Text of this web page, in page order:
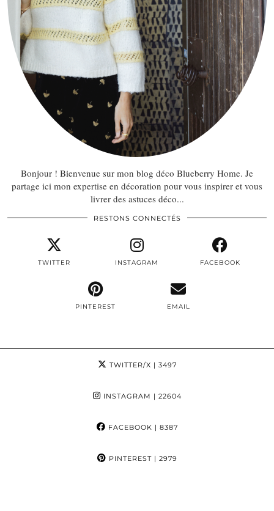
Bonjour ! Bienvenue sur mon blog déco Blueberry Home. Je
partage ici mon expertise en décoration pour vous inspirer et vous
livrer des astuces déco...
RESTONS CONNECTÉS
TWITTER INSTAGRAM FACEBOOK
PINTEREST EMAIL
TWITTER/X | 3497
INSTAGRAM | 22604
FACEBOOK | 8387
PINTEREST| 2979